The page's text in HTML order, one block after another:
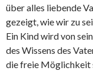
über alles liebende
gezeigt, wie wir zu
Ein Kind wird von
des Wissens des
die freie Möglichkeit